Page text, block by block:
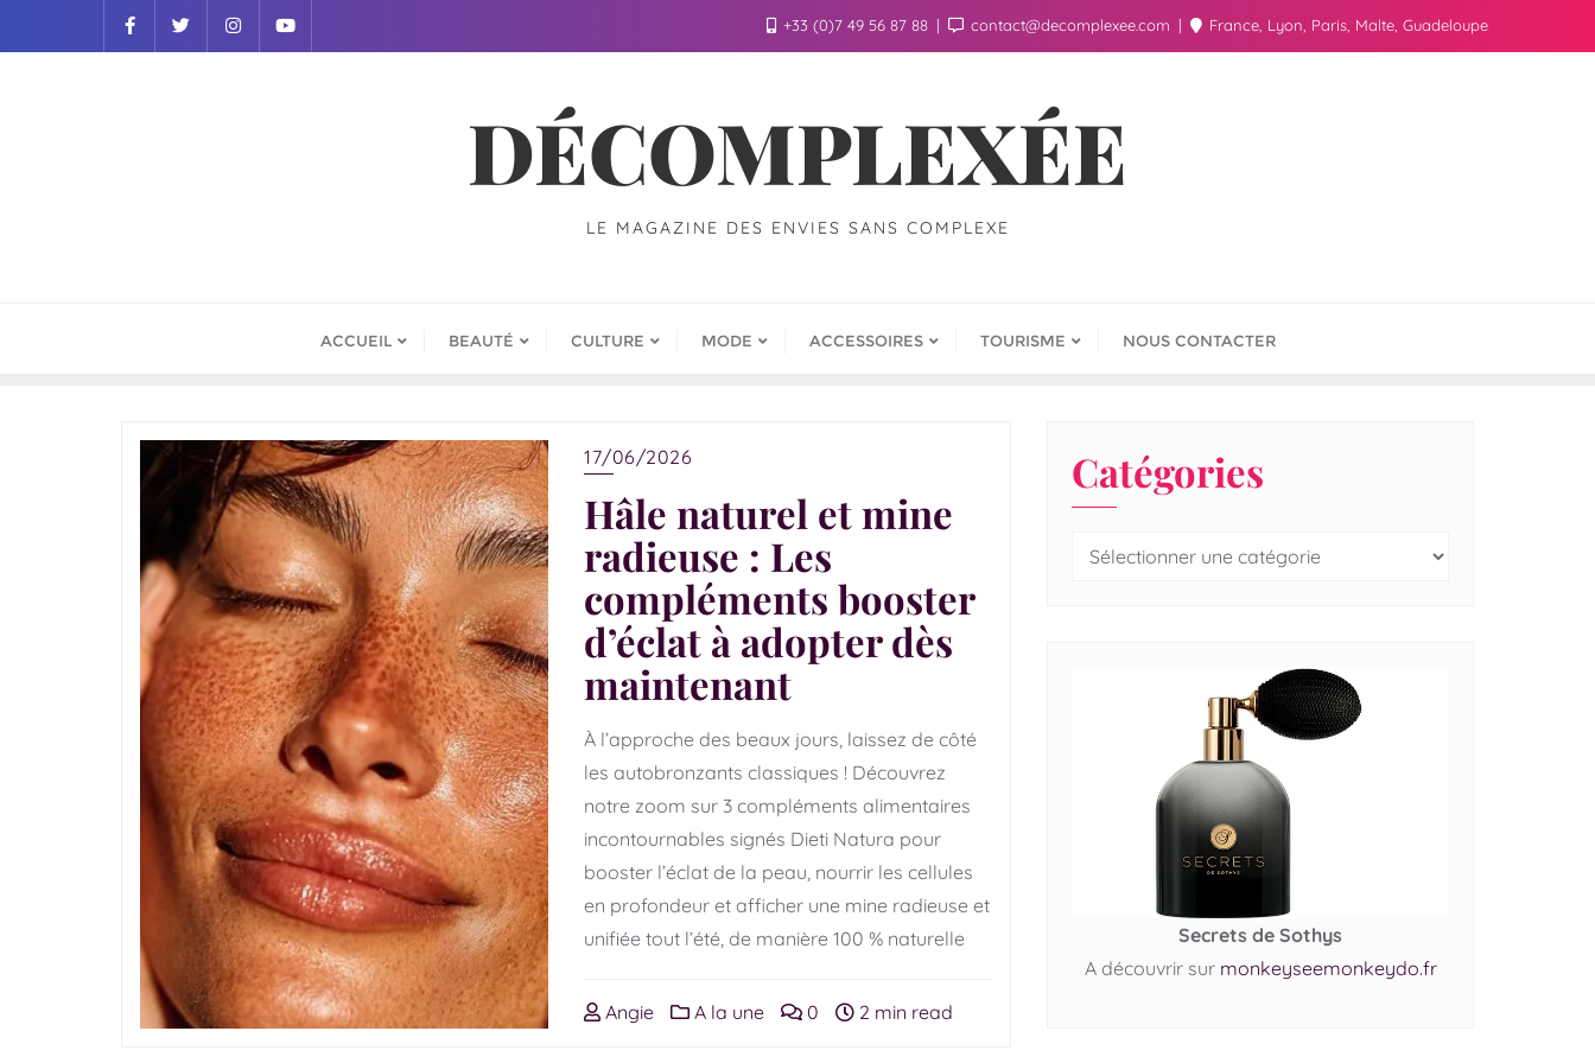
+33 (0)7 49 56 87 88 contact@decomplexee.com France, Lyon, Paris, Malte, Guadeloupe
DÉCOMPLEXÉE
LE MAGAZINE DES ENVIES SANS COMPLEXE
ACCUEIL BEAUTÉ CULTURE MODE ACCESSOIRES TOURISME NOUS CONTACTER
17/06/2026
Hâle naturel et mine
radieuse : Les
compléments booster
d’éclat à adopter dès
maintenant
À l’approche des beaux jours, laissez de côté
les autobronzants classiques ! Découvrez
notre zoom sur 3 compléments alimentaires
incontournables signés Dieti Natura pour
booster l’éclat de la peau, nourrir les cellules
en profondeur et afficher une mine radieuse et
unifiée tout l’été, de manière 100 % naturelle
Angie A la une 0 2 min read
Catégories
Secrets de Sothys
A découvrir sur monkeyseemonkeydo.fr